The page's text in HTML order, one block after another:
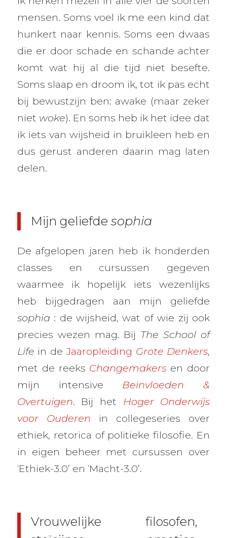
mensen. Soms voel ik me een kind dat
hunkert naar kennis. Soms een dwaas
die er door schade en schande achter
komt wat hij al die tijd niet besefte.
Soms slaap en droom ik, tot ik pas echt
bij bewustzijn ben: awake (maar zeker
niet woke). En soms heb ik het idee dat
ik iets van wijsheid in bruikleen heb en
dus gerust anderen daarin mag laten
delen.
Mijn geliefde sophia
De afgelopen jaren heb ik honderden
classes en cursussen gegeven
waarmee ik hopelijk iets wezenlijks
heb bijgedragen aan mijn geliefde
sophia : de wijsheid, wat of wie zij ook
precies wezen mag. Bij The School of
Life in deJaaropleiding Grote Denkers,
met de reeks Changemakers en door
mijn intensive Beïnvloeden &
Overtuigen. Bij het Hoger Onderwijs
voor Ouderen in collegeseries over
ethiek, retorica of politieke filosofie. En
in eigen beheer met cursussen over
‘Ethiek-3.0’ en ‘Macht-3.0’.
Vrouwelijke filosofen,